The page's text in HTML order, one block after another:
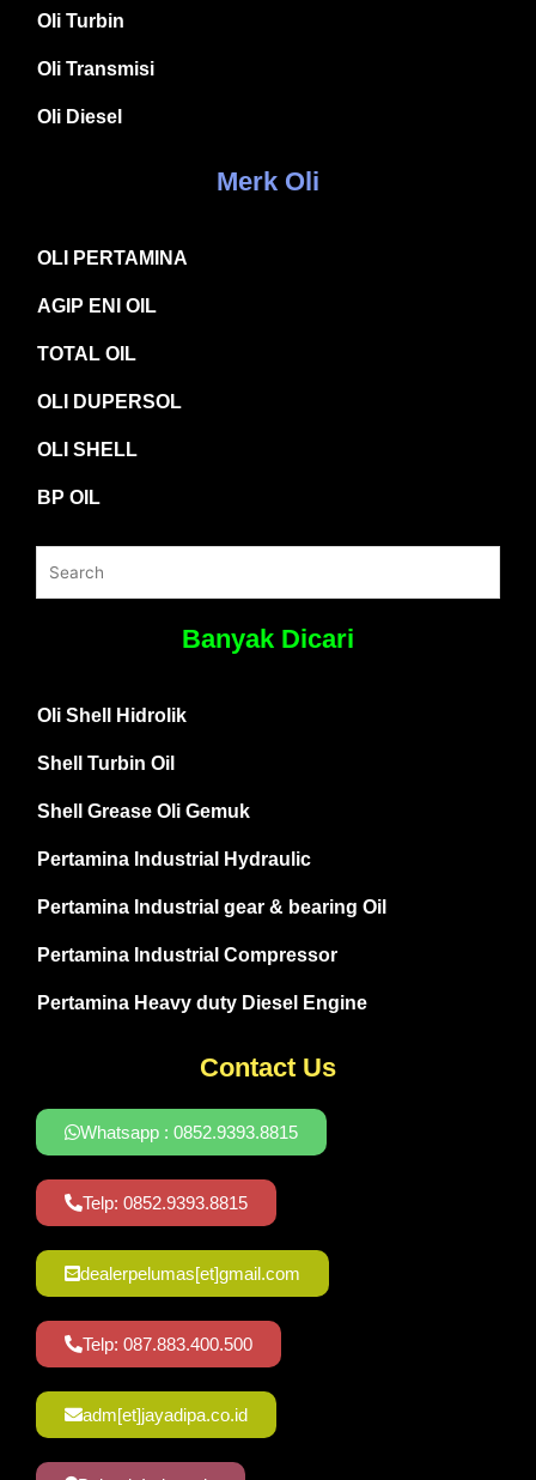
Oli Turbin
Oli Transmisi
Oli Diesel
Merk Oli
OLI PERTAMINA
AGIP ENI OIL
TOTAL OIL
OLI DUPERSOL
OLI SHELL
BP OIL
Banyak Dicari
Oli Shell Hidrolik
Shell Turbin Oil
Shell Grease Oli Gemuk
Pertamina Industrial Hydraulic
Pertamina Industrial gear & bearing Oil
Pertamina Industrial Compressor
Pertamina Heavy duty Diesel Engine
Contact Us
Whatsapp : 0852.9393.8815
Telp: 0852.9393.8815
dealerpelumas[et]gmail.com
Telp: 087.883.400.500
adm[et]jayadipa.co.id